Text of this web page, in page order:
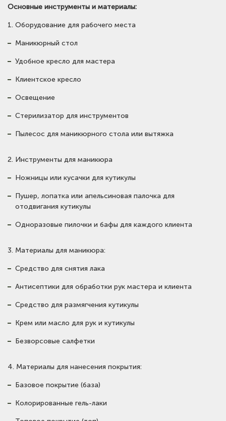
Основные инструменты и материалы:
1. Оборудование для рабочего места
Маникюрный стол
Удобное кресло для мастера
Клиентское кресло
Освещение
Стерилизатор для инструментов
Пылесос для маникюрного стола или вытяжка
2. Инструменты для маникюра
Ножницы или кусачки для кутикулы
Пушер, лопатка или апельсиновая палочка для
отодвигания кутикулы
Одноразовые пилочки и бафы для каждого клиента
3. Материалы для маникюра:
Средство для снятия лака
Антисептики для обработки рук мастера и клиента
Средство для размягчения кутикулы
Крем или масло для рук и кутикулы
Безворсовые салфетки
4. Материалы для нанесения покрытия:
Базовое покрытие (база)
Колорированные гель-лаки